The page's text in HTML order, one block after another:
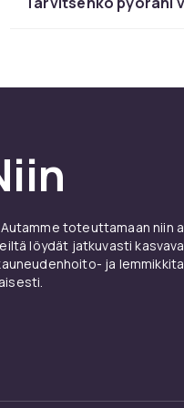
jotta se ulottuu
Riippulukko
Autamme toteuttamaan niin
löydät jatkuvasti
ja